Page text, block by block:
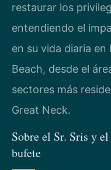
restaurar los
entendiendo el
en su vida diaria en
Beach, desde el
sectores más
Great Neck.
Sobre el Sr. Sris y
bufete